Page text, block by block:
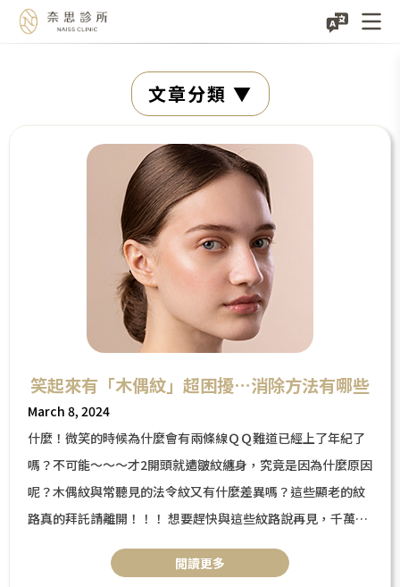
文章分類
笑起來有「木偶紋」超困擾…消除方法有哪些
March 8, 2024
什麼！微笑的時候為什麼會有兩條線ＱＱ難道已經上了年紀了
嗎？不可能～～～才2開頭就遭皺紋纏身，究竟是因為什麼原因
呢？木偶紋與常聽見的法令紋又有什麼差異嗎？這些顯老的紋
路真的拜託請離開！！！ 想要趕快與這些紋路說再見，千萬不
能錯過本篇內容！本篇將針對木偶紋的形成、與法令紋的差
異、預防及改善做分析及介紹，接下來就一起進入本篇內容
閲讀更多